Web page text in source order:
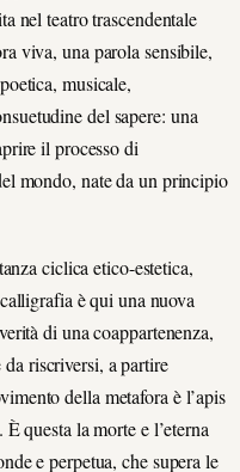
nel teatro trascendentale
viva, una parola sensibile,
musicale,
del sapere: una
il processo di
mondo, nate da un principio
ciclica etico-estetica,
è qui una nuova
di una coappartenenza,
riscriversi, a partire
della metafora è l’apis
questa la morte e l’eterna
e perpetua, che supera le